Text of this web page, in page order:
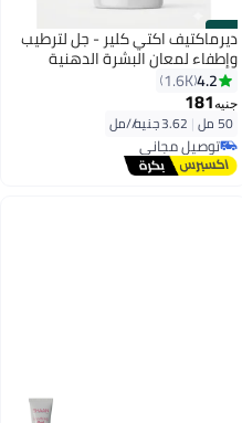
#24 ديرماكتيف اكتي كلير - جل لترطيب
وإطفاء لمعان البشرة الدهنية
والمختلطة
4.2
1.6K
جنيه181
50 مل |
توصيل مجاني
تم بيع +900 مؤخرًا
توصيل مجاني